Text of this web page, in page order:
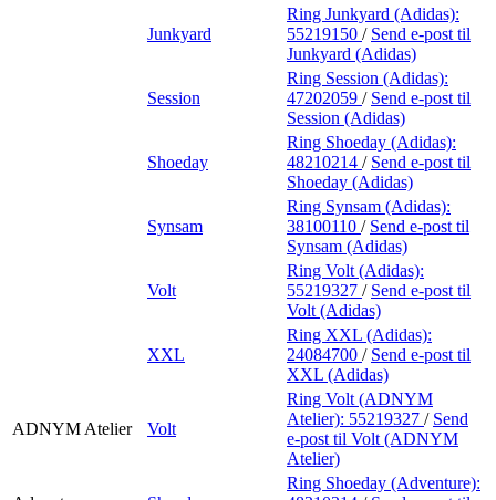
Junkyard
Ring Junkyard (Adidas):
55219150 / Send e-post til
Junkyard (Adidas)
Session
Ring Session (Adidas):
47202059 / Send e-post til
Session (Adidas)
Shoeday
Ring Shoeday (Adidas):
48210214 / Send e-post til
Shoeday (Adidas)
Synsam
Ring Synsam (Adidas):
38100110 / Send e-post til
Synsam (Adidas)
Volt
Ring Volt (Adidas):
55219327 / Send e-post til
Volt (Adidas)
XXL
Ring XXL (Adidas):
24084700 / Send e-post til
XXL (Adidas)
ADNYM Atelier Volt
Ring Volt (ADNYM
Atelier): 55219327 / Send
e-post til Volt (ADNYM
Atelier)
Ring Shoeday (Adventure):